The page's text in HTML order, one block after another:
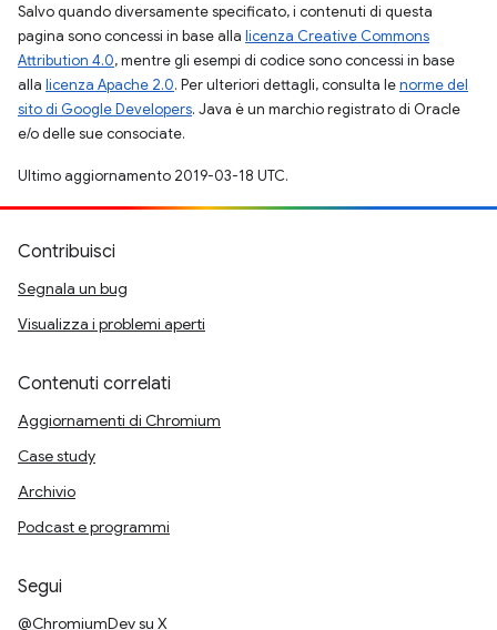
Salvo quando diversamente specificato, i contenuti di questa
pagina sono concessi in base alla licenza Creative Commons
Attribution 4.0, mentre gli esempi di codice sono concessi in base
alla licenza Apache 2.0. Per ulteriori dettagli, consulta lenorme del
sito di Google Developers. Java è un marchio registrato di Oracle
e/o delle sue consociate.
Ultimo aggiornamento 2019-03-18 UTC.
Contribuisci
Segnala un bug
Visualizza i problemi aperti
Contenuti correlati
Aggiornamenti di Chromium
Case study
Archivio
Podcast e programmi
Segui
@ChromiumDev su X